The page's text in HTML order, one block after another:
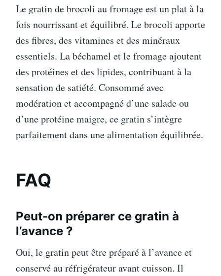
Le gratin de brocoli au fromage est un plat à la
fois nourrissant et équilibré. Le brocoli apporte
des fibres, des vitamines et des minéraux
essentiels. La béchamel et le fromage ajoutent
des protéines et des lipides, contribuant à la
sensation de satiété. Consommé avec
modération et accompagné d’une salade ou
d’une protéine maigre, ce gratin s’intègre
parfaitement dans une alimentation équilibrée.
FAQ
Peut-on préparer ce gratin à
l’avance ?
Oui, le gratin peut être préparé à l’avance et
conservé au réfrigérateur avant cuisson. Il